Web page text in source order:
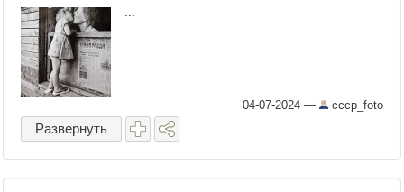
04-07-2024 — cccp_foto
Развернуть